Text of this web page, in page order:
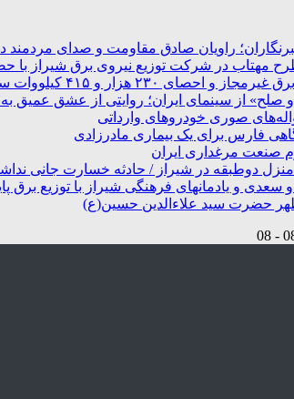
راویان صادق مقاومت و صدای مردمند
مهتاب در شرکت توزیع نیروی برق شیراز با
صلح» از سینمای ایران؛ روایتی از عشق عمیق
صوری خودروهای وارداتی
فارس برای یک بیماری مادرزادی
صنعت مرغداری ایران
دوطبقه در شیراز / حادثه خسارت جانی
و یادمانهای فرهنگی شیراز با توزیع برق
حضرت سید علاءالدین حسین(ع)